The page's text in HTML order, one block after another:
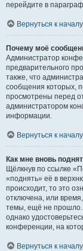
перейдите в
Вернуться к началу
Почему моё
Администратор
предварительного
также, что
сообщения которых,
просмотрены перед
администратором
информации.
Вернуться к началу
Как мне вновь
Щёлкнув по ссылке
«поднять» её в
происходит, то это
отключена, или
темы, ещё не прошло.
однако
конференции, на
Вернуться к началу